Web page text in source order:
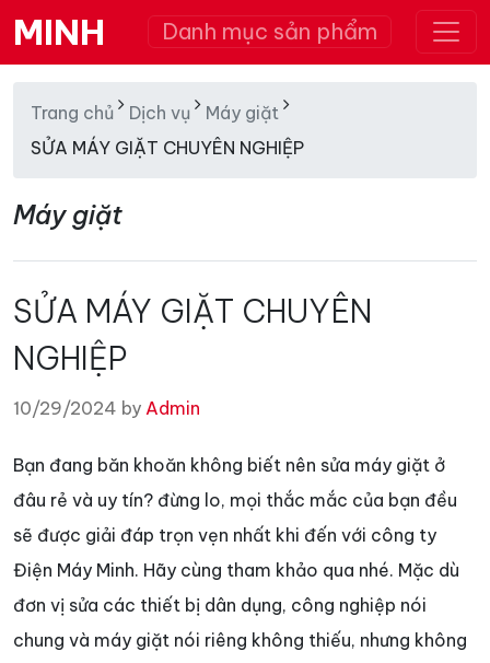
MINH Danh mục sản phẩm
Trang chủ Dịch vụ
Máy giặt
SỬA MÁY GIẶT CHUYÊN NGHIỆP
Máy giặt
SỬA MÁY GIẶT CHUYÊN
NGHIỆP
10/29/2024 by Admin
Bạn đang băn khoăn không biết nên sửa máy giặt ở
đâu rẻ và uy tín? đừng lo, mọi thắc mắc của bạn đều
sẽ được giải đáp trọn vẹn nhất khi đến với công ty
Điện Máy Minh. Hãy cùng tham khảo qua nhé. Mặc dù
đơn vị sửa các thiết bị dân dụng, công nghiệp nói
chung và máy giặt nói riêng không thiếu, nhưng không